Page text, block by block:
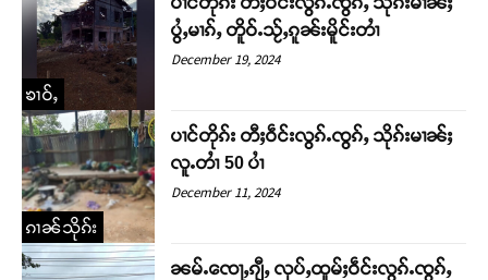
ၶၢဝ်ႇ
ပွႆႇမၢၵ်ႇ တိူဝ်ႉသႂ်ႇၵူၼ်းမိူင်းတၢႆ
December 19, 2024
ၵၢၼ်သိုၵ်း
ပၢင်တိုၵ်း တီႈဝဵင်းလွၵ်ႉၸွၵ်ႇ သိုၵ်းမၢၼ်ႈ
လူႉတၢႆ 50 ပၢႆ
December 11, 2024
ၼမ်ႉၸေႃႇၵျီႇ လုပ်ႇထူမ်ႈဝဵင်းလွၵ်ႉၸွၵ်ႇ